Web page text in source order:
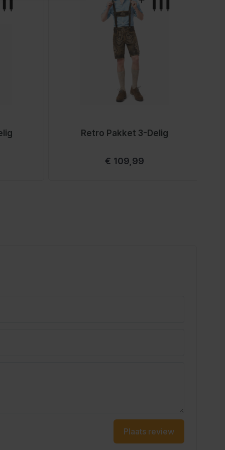
Retro Pakket 3-Delig
Vanaf
€ 109,99
Plaats review